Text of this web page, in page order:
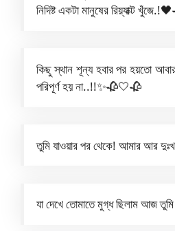
নিদিষ্ট একটা মানুষের রিয়্যাক্ট
কিছু স্থান শূন্য হবার পর হয়তো
পরিপূর্ণ হয় না..!!✨🥀🤍🥀
তুমি যাওয়ার পর থেকে! আমার আর
যা দেখে তোমাতে মুগ্ধ ছিলামআজ তুমি